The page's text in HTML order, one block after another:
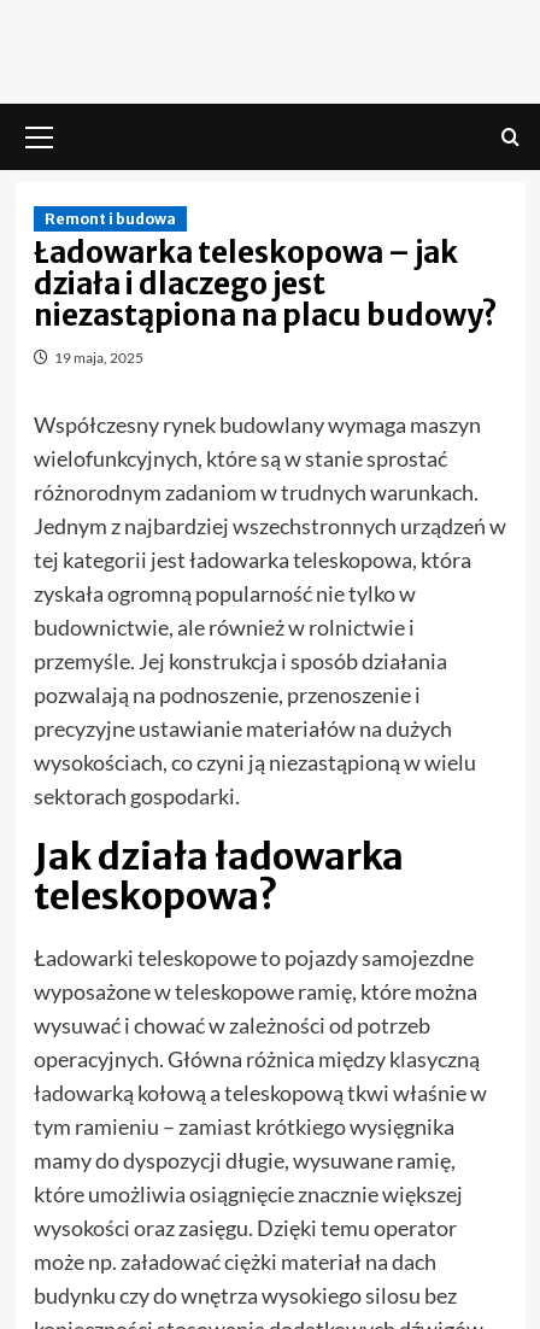
główne
Remont i budowa
Ładowarka teleskopowa – jak
działa i dlaczego jest
niezastąpiona na placu budowy?
19 maja, 2025
Współczesny rynek budowlany wymaga maszyn
wielofunkcyjnych, które są w stanie sprostać
różnorodnym zadaniom w trudnych warunkach.
Jednym z najbardziej wszechstronnych urządzeń w
tej kategorii jest ładowarka teleskopowa, która
zyskała ogromną popularność nie tylko w
budownictwie, ale również w rolnictwie i
przemyśle. Jej konstrukcja i sposób działania
pozwalają na podnoszenie, przenoszenie i
precyzyjne ustawianie materiałów na dużych
wysokościach, co czyni ją niezastąpioną w wielu
sektorach gospodarki.
Jak działa ładowarka
teleskopowa?
Ładowarki teleskopowe to pojazdy samojezdne
wyposażone w teleskopowe ramię, które można
wysuwać i chować w zależności od potrzeb
operacyjnych. Główna różnica między klasyczną
ładowarką kołową a teleskopową tkwi właśnie w
tym ramieniu – zamiast krótkiego wysięgnika
mamy do dyspozycji długie, wysuwane ramię,
które umożliwia osiągnięcie znacznie większej
wysokości oraz zasięgu. Dzięki temu operator
może np. załadować ciężki materiał na dach
budynku czy do wnętrza wysokiego silosu bez